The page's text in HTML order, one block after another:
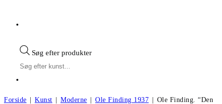
Søg efter produkter
Forside | Kunst | Moderne | Ole Finding 1937 | Ole Finding. “Den